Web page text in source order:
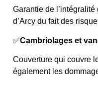
Garantie de
d’Arcy du fait des
✅Cambriolages et
Couverture qui couvre
également les